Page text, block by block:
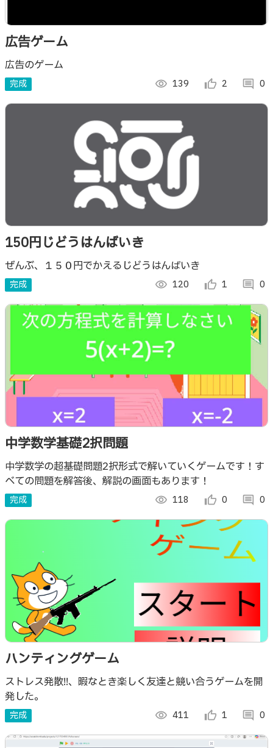
広告ゲーム
広告のゲーム
完成 visibility 139 thumb_up_alt 2 comment 0
150円じどうはんばいき
ぜんぶ、１５０円でかえるじどうはんばいき
完成 visibility 120 thumb_up_alt 1 comment 0
中学数学基礎2択問題
中学数学の超基礎問題2択形式で解いていくゲームです！す
べての問題を解答後、解説の画面もあります！
完成 visibility 118 thumb_up_alt 0 comment 0
ハンティングゲーム
ストレス発散!!、暇なとき楽しく友達と競い合うゲームを開
発した。
完成 visibility 411 thumb_up_alt 1 comment 0